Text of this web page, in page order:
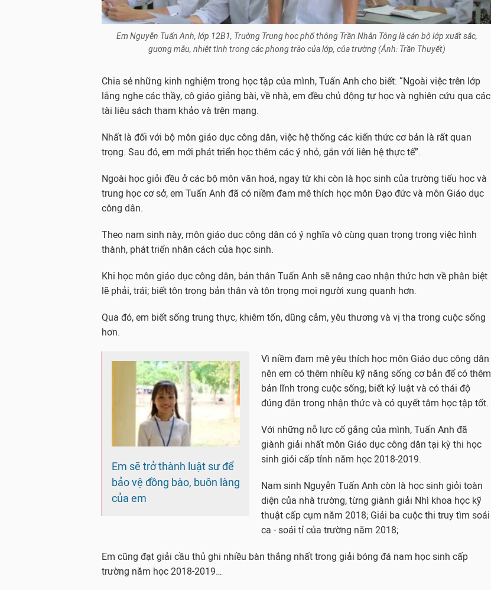
Em Nguyễn Tuấn Anh, lớp 12B1, Trường Trung học phổ thông Trần Nhân Tông là cán bộ lớp xuất sắc,
gương mẫu, nhiệt tình trong các phong trào của lớp, của trường (Ảnh: Trần Thuyết)
Chia sẻ những kinh nghiệm trong học tập của mình, Tuấn Anh cho biết: “Ngoài việc trên lớp
lắng nghe các thầy, cô giáo giảng bài, về nhà, em đều chủ động tự học và nghiên cứu qua các
tài liệu sách tham khảo và trên mạng.
Nhất là đối với bộ môn giáo dục công dân, việc hệ thống các kiến thức cơ bản là rất quan
trọng. Sau đó, em mới phát triển học thêm các ý nhỏ, gắn với liên hệ thực tế”.
Ngoài học giỏi đều ở các bộ môn văn hoá, ngay từ khi còn là học sinh của trường tiểu học và
trung học cơ sở, em Tuấn Anh đã có niềm đam mê thích học môn Đạo đức và môn Giáo dục
công dân.
Theo nam sinh này, môn giáo dục công dân có ý nghĩa vô cùng quan trọng trong việc hình
thành, phát triển nhân cách của học sinh.
Khi học môn giáo dục công dân, bản thân Tuấn Anh sẽ nâng cao nhận thức hơn về phân biệt
lẽ phải, trái; biết tôn trọng bản thân và tôn trọng mọi người xung quanh hơn.
Qua đó, em biết sống trung thực, khiêm tốn, dũng cảm, yêu thương và vị tha trong cuộc sống
hơn.
Em sẽ trở thành luật sư để
bảo vệ đồng bào, buôn làng
của em
Vì niềm đam mê yêu thích học môn Giáo dục công dân
nên em có thêm nhiều kỹ năng sống cơ bản để có thêm
bản lĩnh trong cuộc sống; biết kỷ luật và có thái độ
đúng đắn trong nhận thức và có quyết tâm học tập tốt.
Với những nỗ lực cố gắng của mình, Tuấn Anh đã
giành giải nhất môn Giáo dục công dân tại kỳ thi học
sinh giỏi cấp tỉnh năm học 2018-2019.
Nam sinh Nguyễn Tuấn Anh còn là học sinh giỏi toàn
diện của nhà trường, từng giành giải Nhì khoa học kỹ
thuật cấp cụm năm 2018; Giải ba cuộc thi truy tìm soái
ca - soái tỉ của trường năm 2018;
Em cũng đạt giải cầu thủ ghi nhiều bàn thắng nhất trong giải bóng đá nam học sinh cấp
trường năm học 2018-2019…